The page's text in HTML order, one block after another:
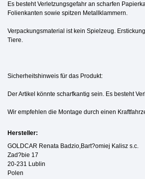
Es besteht Verletzungsgefahr an scharfen
Folienkanten sowie spitzen Metallklammern.
Verpackungsmaterial ist kein Spielzeug.
Tiere.
Sicherheitshinweis für das Produkt:
Der Artikel könnte scharfkantig sein. Es besteht
Wir empfehlen die Montage durch einen
Hersteller:
GOLDCAR Renata Badzio,Bart?omiej Kalisz s.c.
Zad?bie 17
20-231 Lublin
Polen